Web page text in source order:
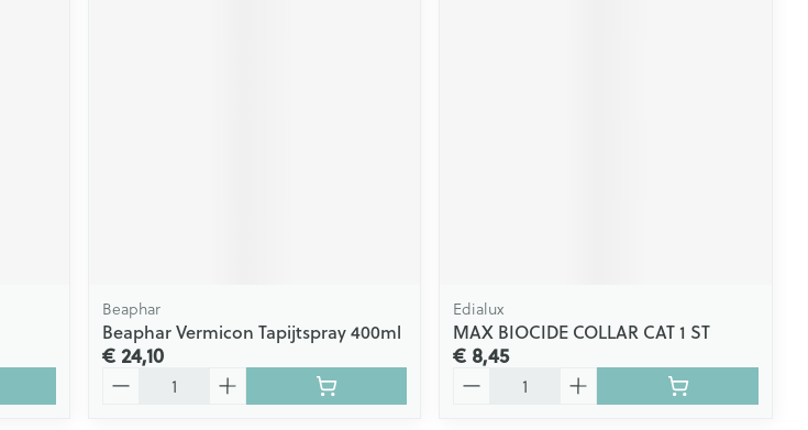
Beaphar
Beaphar Vermicon Tapijtspray 400ml
€ 24,10
Edialux
MAX BIOCIDE COLLAR CAT 1 ST
€ 8,45